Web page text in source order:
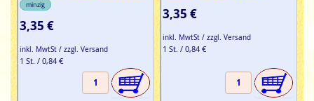
minzig
3,35 €
inkl. MwtSt / zzgl. Versand
1 St. / 0,84 €
3,35 €
inkl. MwtSt / zzgl. Versand
1 St. / 0,84 €